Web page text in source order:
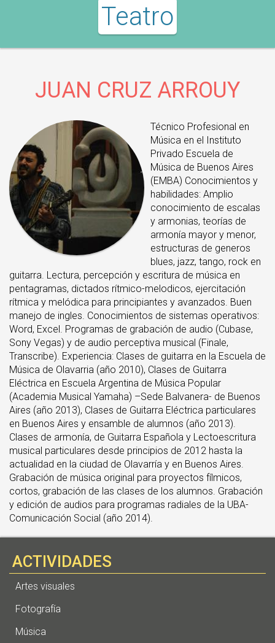
Teatro
JUAN CRUZ ARROUY
Técnico Profesional en
Música en el Instituto
Privado Escuela de
Música de Buenos Aires
(EMBA) Conocimientos y
habilidades: Amplio
conocimiento de escalas
y armonias, teorías de
armonía mayor y menor,
estructuras de generos
blues, jazz, tango, rock en
guitarra. Lectura, percepción y escritura de música en
pentagramas, dictados rítmico-melodicos, ejercitación
rítmica y melódica para principiantes y avanzados. Buen
manejo de ingles. Conocimientos de sistemas operativos:
Word, Excel. Programas de grabación de audio (Cubase,
Sony Vegas) y de audio perceptiva musical (Finale,
Transcribe). Experiencia: Clases de guitarra en la Escuela de
Música de Olavarria (año 2010), Clases de Guitarra
Eléctrica en Escuela Argentina de Música Popular
(Academia Musical Yamaha) –Sede Balvanera- de Buenos
Aires (año 2013), Clases de Guitarra Eléctrica particulares
en Buenos Aires y ensamble de alumnos (año 2013).
Clases de armonía, de Guitarra Española y Lectoescritura
musical particulares desde principios de 2012 hasta la
actualidad en la ciudad de Olavarría y en Buenos Aires.
Grabación de música original para proyectos fílmicos,
cortos, grabación de las clases de los alumnos. Grabación
y edición de audios para programas radiales de la UBA-
Comunicación Social (año 2014).
ACTIVIDADES
Artes visuales
Fotografía
Música